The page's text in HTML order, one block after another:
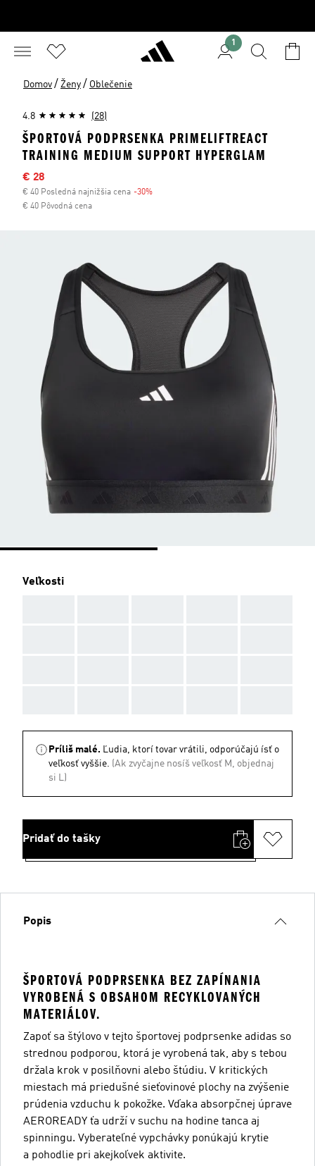
1
Domov / Ženy / Oblečenie
4.8 (28)
ŠPORTOVÁ PODPRSENKA PRIMELIFTREACT
TRAINING MEDIUM SUPPORT HYPERGLAM
Výpredajová cena
€ 28
€ 40 Posledná najnižšia cena -30%
€ 40 Pôvodná cena
Veľkosti
Príliš malé. Ľudia, ktorí tovar vrátili, odporúčajú ísť o
veľkosť vyššie. (Ak zvyčajne nosíš veľkosť M, objednaj
si L)
Pridať do tašky
Popis
ŠPORTOVÁ PODPRSENKA BEZ ZAPÍNANIA
VYROBENÁ S OBSAHOM RECYKLOVANÝCH
MATERIÁLOV.
Zapoť sa štýlovo v tejto športovej podprsenke adidas so
strednou podporou, ktorá je vyrobená tak, aby s tebou
držala krok v posilňovni alebo štúdiu. V kritických
miestach má priedušné sieťovinové plochy na zvýšenie
prúdenia vzduchu k pokožke. Vďaka absorpčnej úprave
AEROREADY ťa udrží v suchu na hodine tanca aj
spinningu. Vyberateľné vypchávky ponúkajú krytie
a pohodlie pri akejkoľvek aktivite.